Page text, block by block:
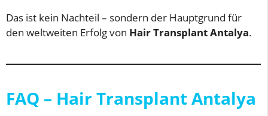
Das ist kein Nachteil – sondern der Hauptgrund für
den weltweiten Erfolg von Hair Transplant Antalya.
FAQ – Hair Transplant Antalya